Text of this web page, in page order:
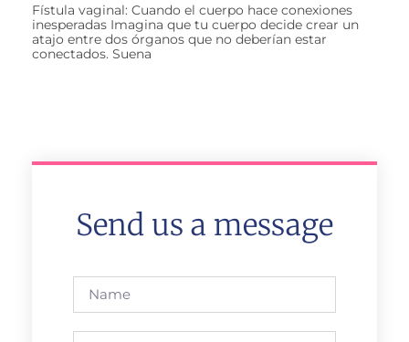
Fístula vaginal: Cuando el cuerpo hace conexiones
inesperadas Imagina que tu cuerpo decide crear un
atajo entre dos órganos que no deberían estar
conectados. Suena
Send us a message